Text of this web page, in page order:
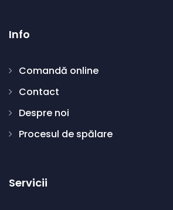
Info
Comandă online
Contact
Despre noi
Procesul de spălare
Servicii